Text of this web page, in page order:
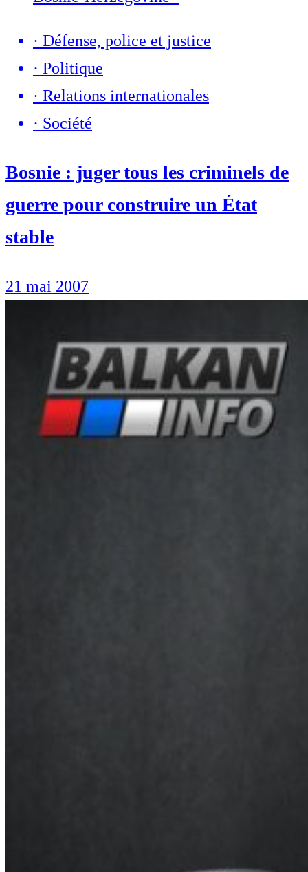
· Défense, police et justice
· Politique
· Relations internationales
· Société
Bosnie : juger tous les criminels de
guerre pour construire un État
stable
21 mai 2007